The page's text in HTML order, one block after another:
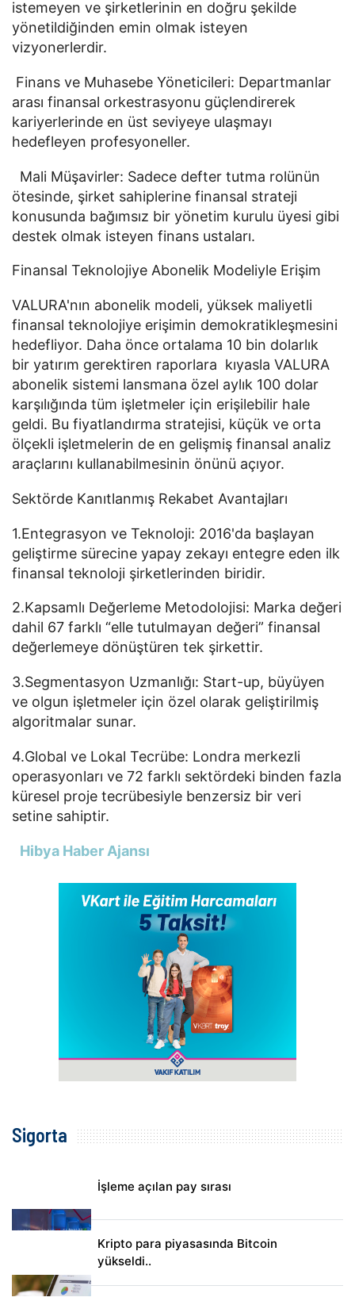
istemeyen ve şirketlerinin en doğru şekilde
yönetildiğinden emin olmak isteyen
vizyonerlerdir.
Finans ve Muhasebe Yöneticileri: Departmanlar
arası finansal orkestrasyonu güçlendirerek
kariyerlerinde en üst seviyeye ulaşmayı
hedefleyen profesyoneller.
Mali Müşavirler: Sadece defter tutma rolünün
ötesinde, şirket sahiplerine finansal strateji
konusunda bağımsız bir yönetim kurulu üyesi gibi
destek olmak isteyen finans ustaları.
Finansal Teknolojiye Abonelik Modeliyle Erişim
VALURA'nın abonelik modeli, yüksek maliyetli
finansal teknolojiye erişimin demokratikleşmesini
hedefliyor. Daha önce ortalama 10 bin dolarlık
bir yatırım gerektiren raporlara kıyasla VALURA
abonelik sistemi lansmana özel aylık 100 dolar
karşılığında tüm işletmeler için erişilebilir hale
geldi. Bu fiyatlandırma stratejisi, küçük ve orta
ölçekli işletmelerin de en gelişmiş finansal analiz
araçlarını kullanabilmesinin önünü açıyor.
Sektörde Kanıtlanmış Rekabet Avantajları
1.Entegrasyon ve Teknoloji: 2016'da başlayan
geliştirme sürecine yapay zekayı entegre eden ilk
finansal teknoloji şirketlerinden biridir.
2.Kapsamlı Değerleme Metodolojisi: Marka değeri
dahil 67 farklı “elle tutulmayan değeri” finansal
değerlemeye dönüştüren tek şirkettir.
3.Segmentasyon Uzmanlığı: Start-up, büyüyen
ve olgun işletmeler için özel olarak geliştirilmiş
algoritmalar sunar.
4.Global ve Lokal Tecrübe: Londra merkezli
operasyonları ve 72 farklı sektördeki binden fazla
küresel proje tecrübesiyle benzersiz bir veri
setine sahiptir.
Hibya Haber Ajansı
Sigorta
İşleme açılan pay sırası
Kripto para piyasasında Bitcoin
yükseldi..